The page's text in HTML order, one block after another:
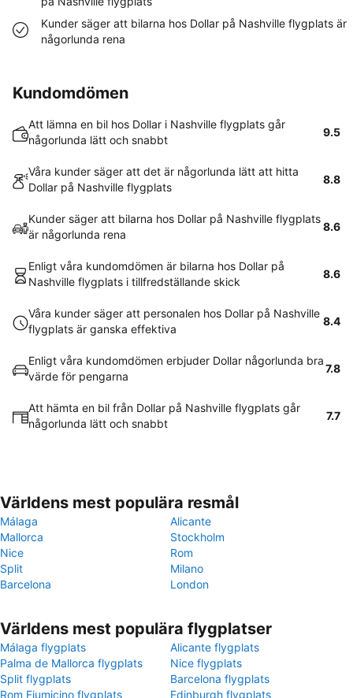
Kunder säger att bilarna hos Dollar på Nashville flygplats är
någorlunda rena
Kundomdömen
Att lämna en bil hos Dollar i Nashville flygplats går
någorlunda lätt och snabbt
9.5
Våra kunder säger att det är någorlunda lätt att hitta
Dollar på Nashville flygplats
8.8
Kunder säger att bilarna hos Dollar på Nashville flygplats
är någorlunda rena
8.6
Enligt våra kundomdömen är bilarna hos Dollar på
Nashville flygplats i tillfredställande skick
8.6
Våra kunder säger att personalen hos Dollar på Nashville
flygplats är ganska effektiva
8.4
Enligt våra kundomdömen erbjuder Dollar någorlunda bra
värde för pengarna
7.8
Att hämta en bil från Dollar på Nashville flygplats går
någorlunda lätt och snabbt
7.7
Världens mest populära resmål
Málaga
Alicante
Mallorca
Stockholm
Nice
Rom
Split
Milano
Barcelona
London
Världens mest populära flygplatser
Málaga flygplats
Alicante flygplats
Palma de Mallorca flygplats
Nice flygplats
Split flygplats
Barcelona flygplats
Rom Fiumicino flygplats
Edinburgh flygplats